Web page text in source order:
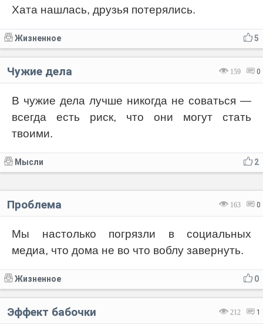
Хата нашлась, друзья потерялись.
5
Жизненное
159 0
Чужие дела
В чужие дела лучше никогда не соваться —
всегда есть риск, что они могут стать
твоими.
2
Мысли
163 0
Проблема
Мы настолько погрязли в социальных
медиа, что дома не во что воблу завернуть.
0
Жизненное
212 1
Эффект бабочки